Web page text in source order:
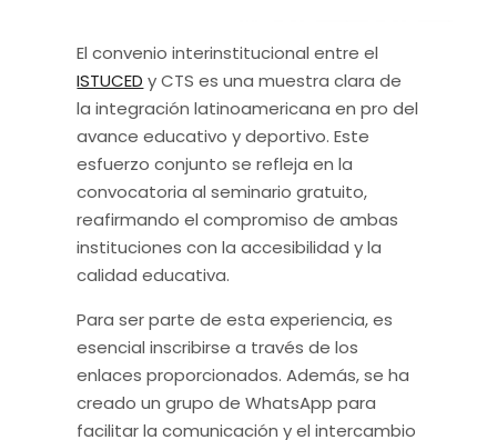
El convenio interinstitucional entre el
ISTUCED y CTS es una muestra clara de
la integración latinoamericana en pro del
avance educativo y deportivo. Este
esfuerzo conjunto se refleja en la
convocatoria al seminario gratuito,
reafirmando el compromiso de ambas
instituciones con la accesibilidad y la
calidad educativa.
Para ser parte de esta experiencia, es
esencial inscribirse a través de los
enlaces proporcionados. Además, se ha
creado un grupo de WhatsApp para
facilitar la comunicación y el intercambio